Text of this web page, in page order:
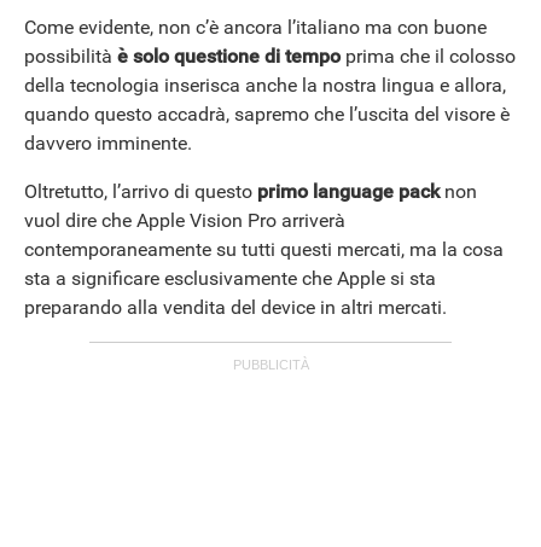
Come evidente, non c’è ancora l’italiano ma con buone
possibilità è solo questione di tempoprima che il colosso
della tecnologia inserisca anche la nostra lingua e allora,
quando questo accadrà, sapremo che l’uscita del visore è
davvero imminente.
Oltretutto, l’arrivo di questo primo language packnon
vuol dire che Apple Vision Pro arriverà
contemporaneamente su tutti questi mercati, ma la cosa
sta a significare esclusivamente che Apple si sta
preparando alla vendita del device in altri mercati.